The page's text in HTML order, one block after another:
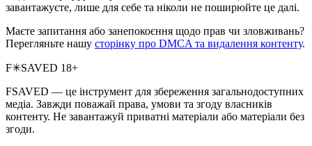
завантажуєте, лише для себе та ніколи не поширюйте це далі.
Маєте запитання або занепокоєння щодо прав чи зловживань?
Перегляньте нашу сторінку про DMCA та видалення контенту.
F✳SAVED 18+
FSAVED — це інструмент для збереження загальнодоступних
медіа. Завжди поважай права, умови та згоду власників
контенту. Не завантажуй приватні матеріали або матеріали без
згоди.